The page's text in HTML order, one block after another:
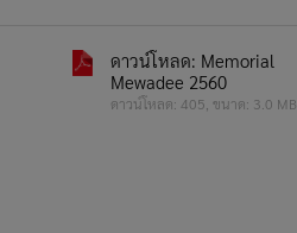
ดาวน์โหลด: Memorial
Mewadee 2560
ดาวน์โหลด: 405, ขนาด: 3.0 MB